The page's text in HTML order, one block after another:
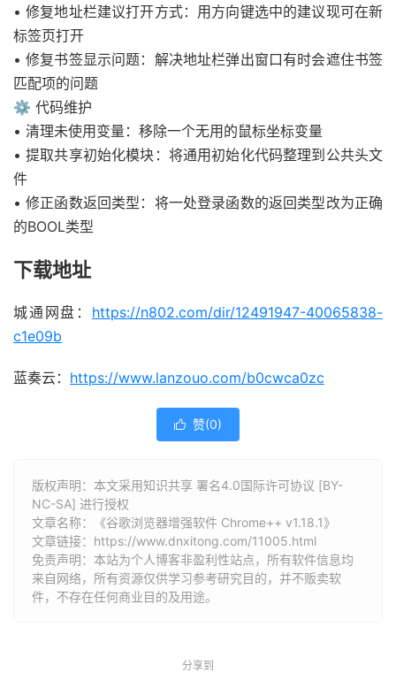
• 修复地址栏建议打开方式：用方向键选中的建议现可在新
标签页打开
• 修复书签显示问题：解决地址栏弹出窗口有时会遮住书签
匹配项的问题
⚙️ 代码维护
• 清理未使用变量：移除一个无用的鼠标坐标变量
• 提取共享初始化模块：将通用初始化代码整理到公共头文
件
• 修正函数返回类型：将一处登录函数的返回类型改为正确
的BOOL类型
下载地址
城通网盘： https://n802.com/dir/12491947-40065838-
c1e09b
蓝奏云： https://www.lanzouo.com/b0cwca0zc
 赞(0)
版权声明：本文采用知识共享 署名4.0国际许可协议 [BY-
NC-SA] 进行授权
文章名称：《谷歌浏览器增强软件 Chrome++ v1.18.1》
文章链接： https://www.dnxitong.com/11005.html
免责声明：本站为个人博客非盈利性站点，所有软件信息均
来自网络，所有资源仅供学习参考研究目的，并不贩卖软
件，不存在任何商业目的及用途。
分享到